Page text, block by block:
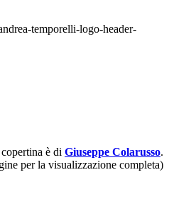
temporelli-logo-header-
è di Giuseppe Colarusso.
per la visualizzazione completa)